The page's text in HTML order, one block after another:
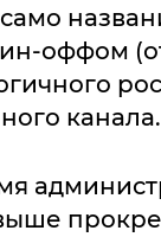
оффом
канала.